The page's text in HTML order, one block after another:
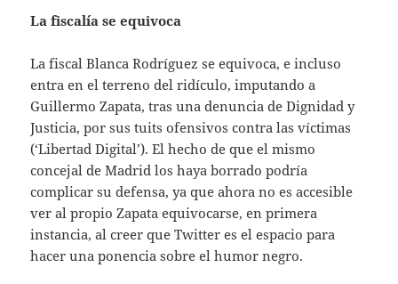
La fiscalía se equivoca
La fiscal Blanca Rodríguez se equivoca, e incluso
entra en el terreno del ridículo, imputando a
Guillermo Zapata, tras una denuncia de Dignidad y
Justicia, por sus tuits ofensivos contra las víctimas
(‘Libertad Digital’). El hecho de que el mismo
concejal de Madrid los haya borrado podría
complicar su defensa, ya que ahora no es accesible
ver al propio Zapata equivocarse, en primera
instancia, al creer que Twitter es el espacio para
hacer una ponencia sobre el humor negro.